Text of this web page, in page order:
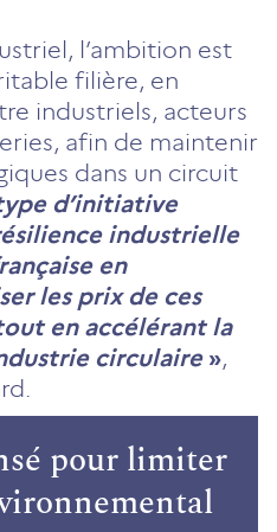
l’ambition est
filière, en
industriels, acteurs
afin de maintenir
dans un circuit
d’initiative
industrielle
en
les prix de ces
en accélérant la
circulaire »,
pour limiter